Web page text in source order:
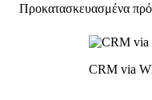
Προκατασκευασμένα
CRM via